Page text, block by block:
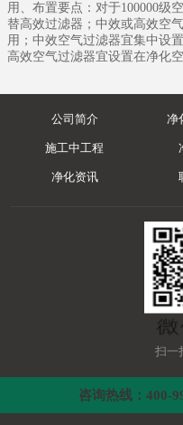
用、布置要点：对于100000级
替高效过滤器；中效或高效空
用；中效空气过滤器宜集中设
高效空气过滤器宜设置在净化
公司简介 净
施工中工程
净化资讯
扫一
咨询热线：400-